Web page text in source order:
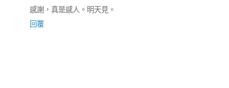
感謝，真是感人。明天見。
回覆